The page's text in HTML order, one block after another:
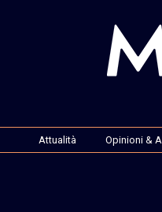
Attualità Opinioni &